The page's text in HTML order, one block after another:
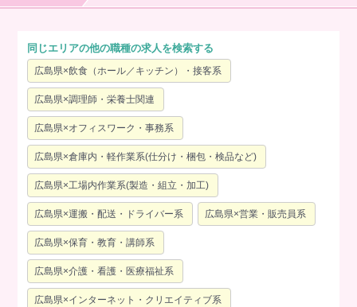
同じエリアの他の職種の求人を検索する
広島県×飲食（ホール／キッチン）・接客系
広島県×調理師・栄養士関連
広島県×オフィスワーク・事務系
広島県×倉庫内・軽作業系(仕分け・梱包・検品など)
広島県×工場内作業系(製造・組立・加工)
広島県×運搬・配送・ドライバー系 広島県×営業・販売員系
広島県×保育・教育・講師系
広島県×介護・看護・医療福祉系
広島県×インターネット・クリエイティブ系